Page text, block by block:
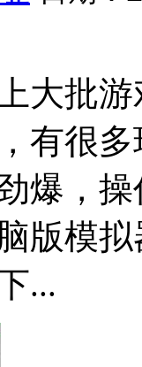
大批
有很
爆，
版模
...